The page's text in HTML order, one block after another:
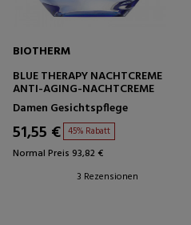
BIOTHERM
BLUE THERAPY NACHTCREME
ANTI-AGING-NACHTCREME
Damen Gesichtspflege
51,55 € 45% Rabatt
Normal Preis 93,82 €
3 Rezensionen